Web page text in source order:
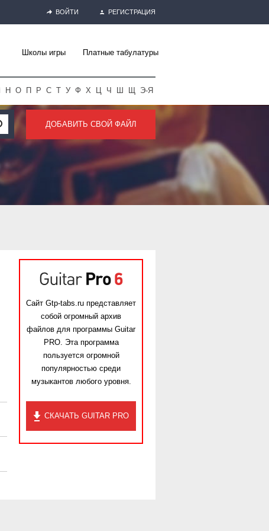
ВОЙТИ РЕГИСТРАЦИЯ
Школы игры Платные табулатуры
Н О П Р С Т У Ф Х Ц Ч Ш Щ Э-Я
ДОБАВИТЬ СВОЙ ФАЙЛ
Сайт Gtp-tabs.ru представляет
собой огромный архив
файлов для программы Guitar
PRO. Эта программа
пользуется огромной
популярностью среди
музыкантов любого уровня.
СКАЧАТЬ GUITAR PRO